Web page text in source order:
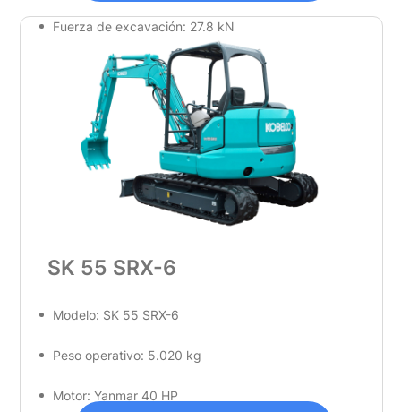
Fuerza de excavación: 27.8 kN
SK 55 SRX-6
Modelo: SK 55 SRX-6
Peso operativo: 5.020 kg
Motor: Yanmar 40 HP